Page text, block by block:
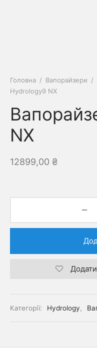
Головна / Вапорайзери /
Hydrology9 NX
NX
12899,00 ₴
Категорії: Hydrology,